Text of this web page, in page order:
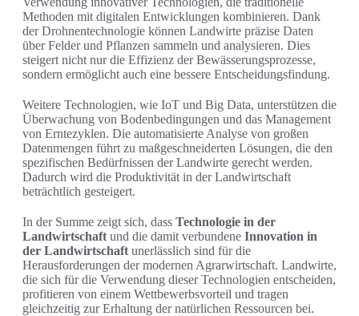
Methoden mit digitalen Entwicklungen kombinieren. Dank
der Drohnentechnologie können Landwirte präzise Daten
über Felder und Pflanzen sammeln und analysieren. Dies
steigert nicht nur die Effizienz der Bewässerungsprozesse,
sondern ermöglicht auch eine bessere Entscheidungsfindung.
Weitere Technologien, wie IoT und Big Data, unterstützen die
Überwachung von Bodenbedingungen und das Management
von Erntezyklen. Die automatisierte Analyse von großen
Datenmengen führt zu maßgeschneiderten Lösungen, die den
spezifischen Bedürfnissen der Landwirte gerecht werden.
Dadurch wird die Produktivität in der Landwirtschaft
beträchtlich gesteigert.
In der Summe zeigt sich, dass Technologie in der
Landwirtschaft und die damit verbundene Innovation in
der Landwirtschaft unerlässlich sind für die
Herausforderungen der modernen Agrarwirtschaft. Landwirte,
die sich für die Verwendung dieser Technologien entscheiden,
profitieren von einem Wettbewerbsvorteil und tragen
gleichzeitig zur Erhaltung der natürlichen Ressourcen bei.